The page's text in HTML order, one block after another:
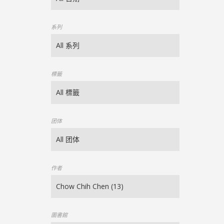
系列
標籤
团体
作者
圖書館